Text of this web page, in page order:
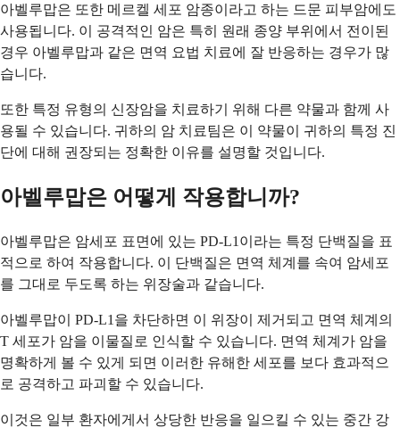
아벨루맙은 또한 메르켈 세포 암종이라고 하는 드문 피부암에도
사용됩니다. 이 공격적인 암은 특히 원래 종양 부위에서 전이된
경우 아벨루맙과 같은 면역 요법 치료에 잘 반응하는 경우가 많
습니다.
또한 특정 유형의 신장암을 치료하기 위해 다른 약물과 함께 사
용될 수 있습니다. 귀하의 암 치료팀은 이 약물이 귀하의 특정 진
단에 대해 권장되는 정확한 이유를 설명할 것입니다.
아벨루맙은 어떻게 작용합니까?
아벨루맙은 암세포 표면에 있는 PD-L1이라는 특정 단백질을 표
적으로 하여 작용합니다. 이 단백질은 면역 체계를 속여 암세포
를 그대로 두도록 하는 위장술과 같습니다.
아벨루맙이 PD-L1을 차단하면 이 위장이 제거되고 면역 체계의
T 세포가 암을 이물질로 인식할 수 있습니다. 면역 체계가 암을
명확하게 볼 수 있게 되면 이러한 유해한 세포를 보다 효과적으
로 공격하고 파괴할 수 있습니다.
이것은 일부 환자에게서 상당한 반응을 일으킬 수 있는 중간 강